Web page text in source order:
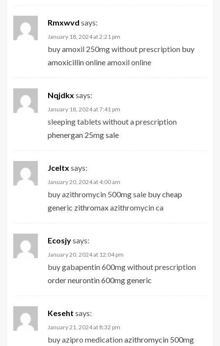
Rmxwvd says:
January 18, 2024 at 2:21 pm
buy amoxil 250mg without prescription buy
amoxicillin onlineamoxil online
Nqjdkx says:
January 18, 2024 at 7:41 pm
sleeping tablets without a prescription
phenergan 25mg sale
Jceltx says:
January 20, 2024 at 4:00 am
buy azithromycin 500mg sale buy cheap
generic zithromaxazithromycin ca
Ecosjysays:
January 20, 2024 at 12:04 pm
buy gabapentin 600mg without prescription
order neurontin 600mg generic
Keseht says:
January 21, 2024 at 8:32 pm
buy azipro medicationazithromycin 500mg